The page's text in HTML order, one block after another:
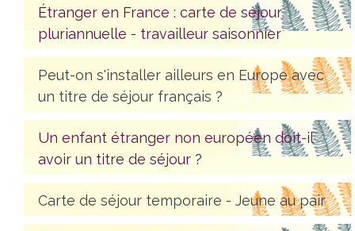
Étranger en France : carte de séjour
pluriannuelle - travailleur saisonnier
Peut-on s'installer ailleurs en Europe avec
un titre de séjour français ?
Un enfant étranger non européen doit-il
avoir un titre de séjour ?
Carte de séjour temporaire - Jeune au pair